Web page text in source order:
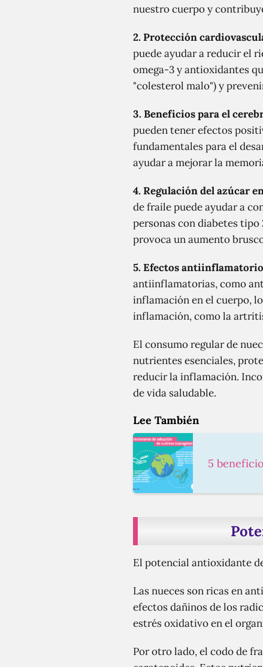
nuestro cuerpo y
2. Protección
puede ayudar a reducir el
omega-3 y antioxidantes
"colesterol malo") y
3. Beneficios para el
pueden tener efectos
fundamentales para el
ayudar a mejorar la
4. Regulación del azúcar
de fraile puede ayudar a
personas con diabetes
provoca un aumento
5. Efectos
antiinflamatorias, como
inflamación en el cuerpo,
inflamación, como la
El consumo regular de
nutrientes esenciales,
reducir la inflamación.
de vida saludable.
Lee También
5
El potencial antioxidante
Las nueces son ricas en
efectos dañinos de los
estrés oxidativo en el
Por otro lado, el codo de